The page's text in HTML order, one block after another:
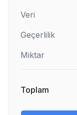
Veri
Geçerlilik
Miktar
Toplam